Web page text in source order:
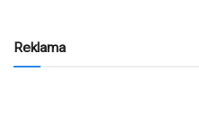
Reklama